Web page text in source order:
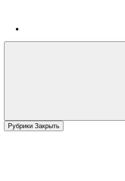
Рубрики Закрыть